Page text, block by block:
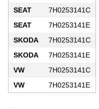
SEAT
7H0253141C
SEAT
7H0253141E
SKODA
7H0253141C
SKODA
7H0253141E
VW
7H0253141C
VW
7H0253141E